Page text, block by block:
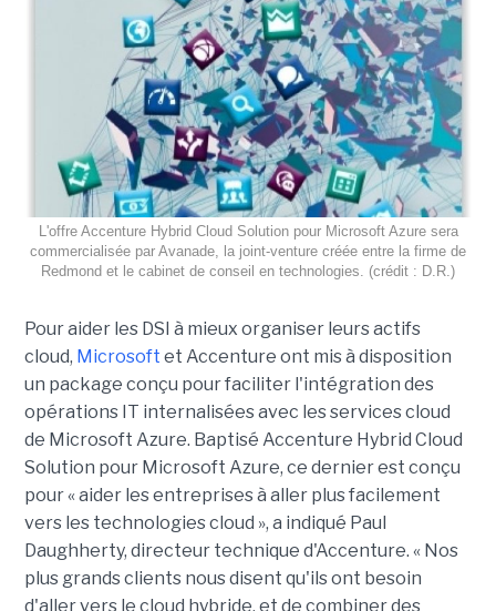
L'offre Accenture Hybrid Cloud Solution pour Microsoft Azure sera
commercialisée par Avanade, la joint-venture créée entre la firme de
Redmond et le cabinet de conseil en technologies. (crédit : D.R.)
Pour aider les DSI à mieux organiser leurs actifs
cloud, Microsoft et Accenture ont mis à disposition
un package conçu pour faciliter l'intégration des
opérations IT internalisées avec les services cloud
de Microsoft Azure. Baptisé Accenture Hybrid Cloud
Solution pour Microsoft Azure, ce dernier est conçu
pour « aider les entreprises à aller plus facilement
vers les technologies cloud », a indiqué Paul
Daughherty, directeur technique d'Accenture. « Nos
plus grands clients nous disent qu'ils ont besoin
d'aller vers le cloud hybride, et de combiner des